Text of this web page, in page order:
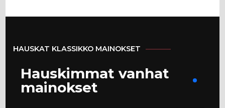
HAUSKAT KLASSIKKO MAINOKSET
Hauskimmat vanhat
mainokset